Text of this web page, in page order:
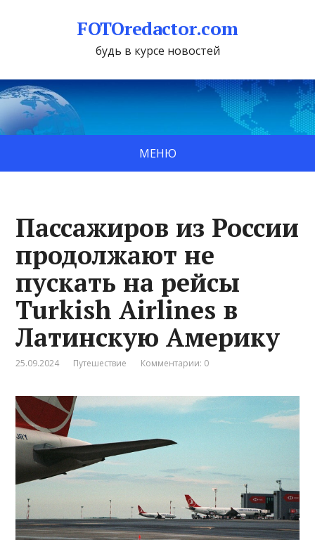
FOTOredactor.com
будь в курсе новостей
МЕНЮ
Пассажиров из России
продолжают не
пускать на рейсы
Turkish Airlines в
Латинскую Америку
25.09.2024 Путешествие Комментарии: 0